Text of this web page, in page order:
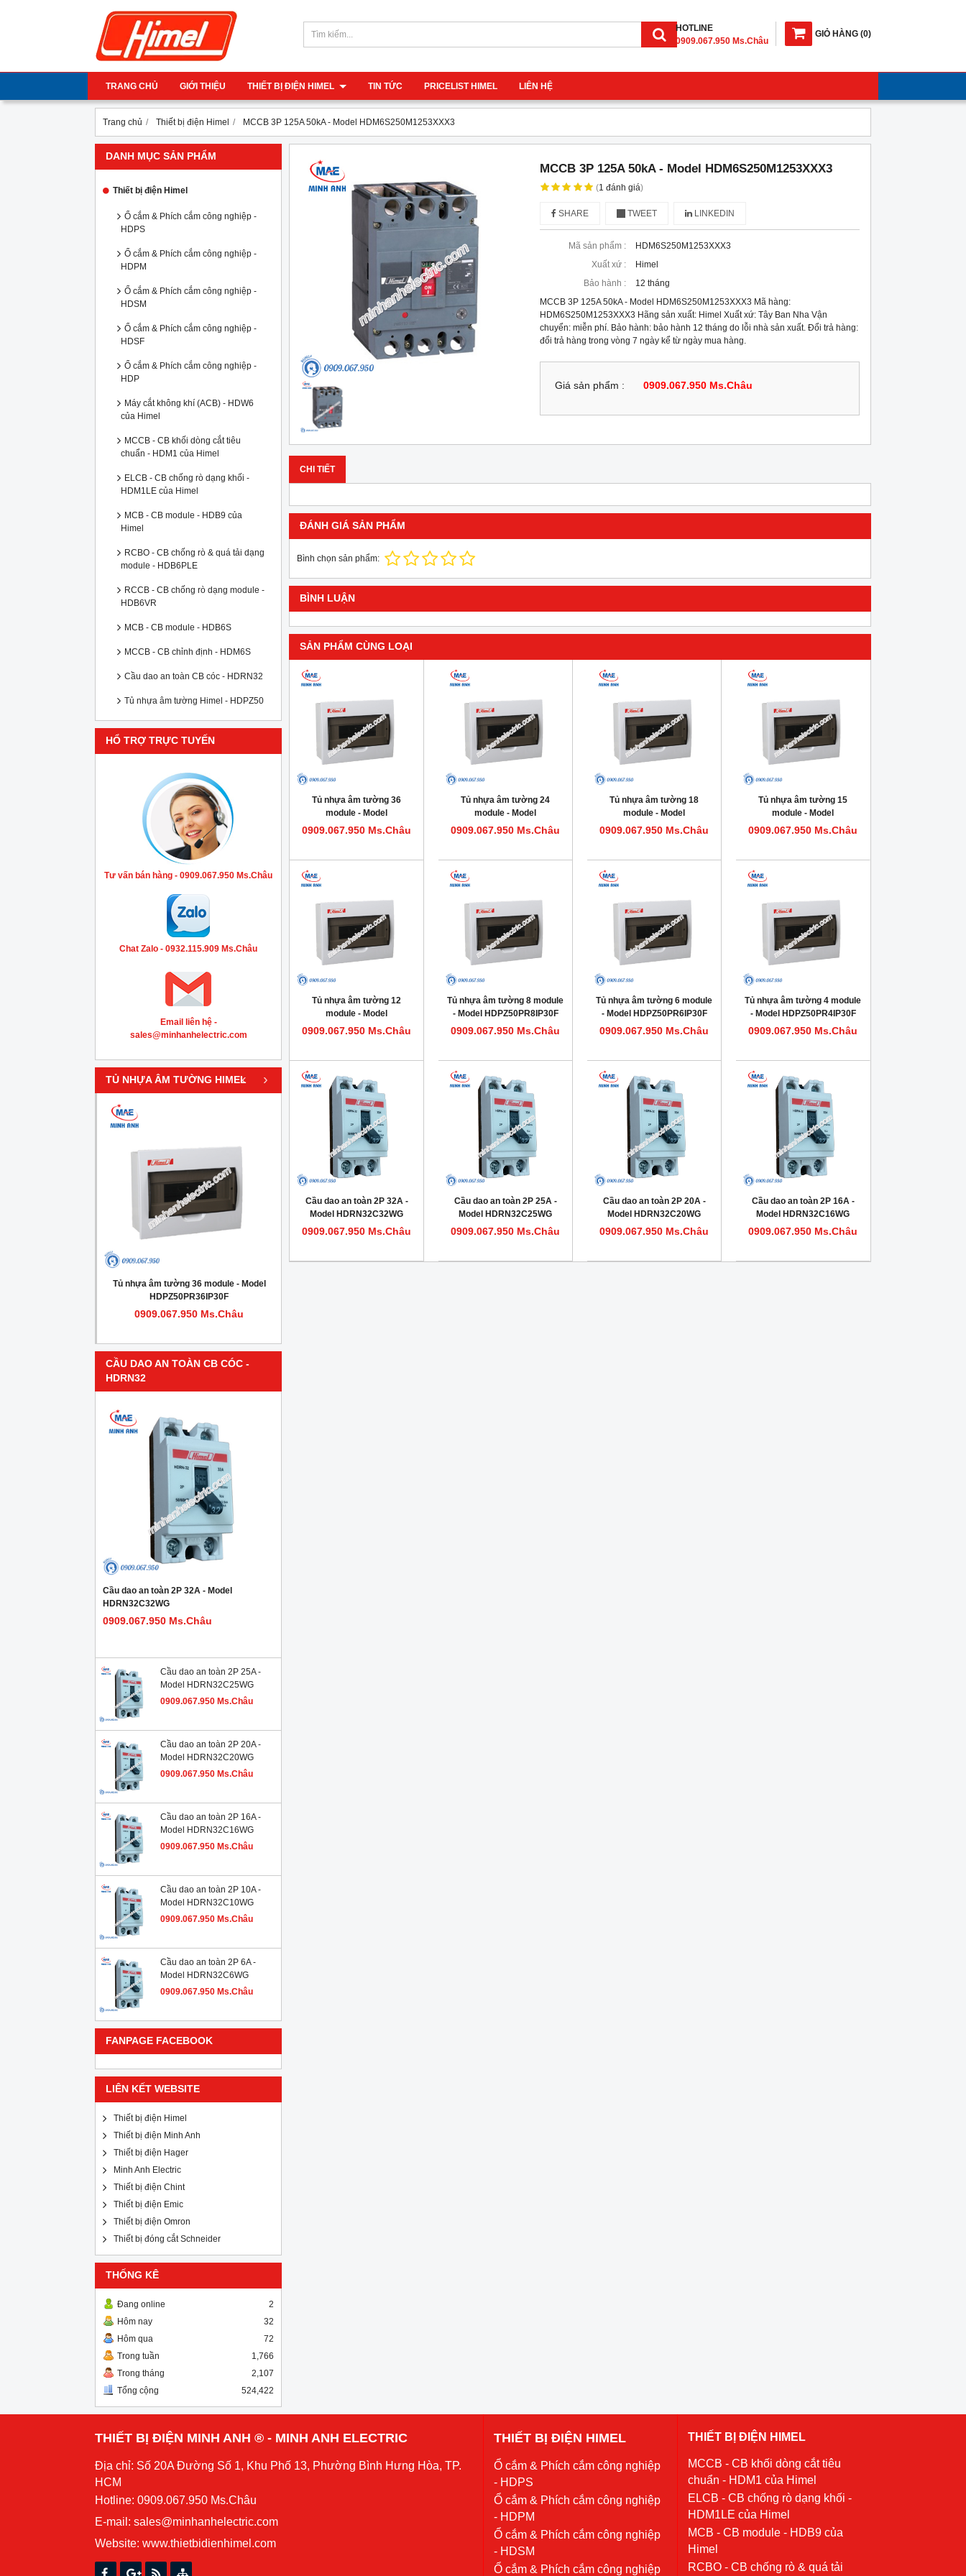
GIỎ HÀNG (0)
HOTLINE
0909.067.950 Ms.Châu
TRANG CHỦ GIỚI THIỆU THIẾT BỊ ĐIỆN HIMEL TIN TỨC PRICELIST HIMEL LIÊN HỆ
Trang chủ Thiết bị điện Himel MCCB 3P 125A 50kA - Model HDM6S250M1253XXX3
DANH MỤC SẢN PHẨM
Thiết bị điện Himel
Ổ cắm & Phích cắm công nghiệp -
HDPS
Ổ cắm & Phích cắm công nghiệp -
HDPM
Ổ cắm & Phích cắm công nghiệp -
HDSM
Ổ cắm & Phích cắm công nghiệp -
HDSF
Ổ cắm & Phích cắm công nghiệp -
HDP
Máy cắt không khí (ACB) - HDW6
của Himel
MCCB - CB khối dòng cắt tiêu
chuẩn - HDM1 của Himel
ELCB - CB chống rò dạng khối -
HDM1LE của Himel
MCB - CB module - HDB9 của
Himel
RCBO - CB chống rò & quá tải dạng
module - HDB6PLE
RCCB - CB chống rò dạng module -
HDB6VR
MCB - CB module - HDB6S
MCCB - CB chỉnh định - HDM6S
Cầu dao an toàn CB cóc - HDRN32
Tủ nhựa âm tường Himel - HDPZ50
HỔ TRỢ TRỰC TUYẾN
Tư vấn bán hàng - 0909.067.950 Ms.Châu
Chat Zalo - 0932.115.909 Ms.Châu
Email liên hệ -
sales@minhanhelectric.com
TỦ NHỰA ÂM TƯỜNG HIMEL
Tủ nhựa âm tường 36 module - Model
HDPZ50PR36IP30F
0909.067.950 Ms.Châu
‹ ›
CẦU DAO AN TOÀN CB CÓC -
HDRN32
Cầu dao an toàn 2P 32A - Model
HDRN32C32WG
0909.067.950 Ms.Châu
Cầu dao an toàn 2P 25A -
Model HDRN32C25WG
0909.067.950 Ms.Châu
Cầu dao an toàn 2P 20A -
Model HDRN32C20WG
0909.067.950 Ms.Châu
Cầu dao an toàn 2P 16A -
Model HDRN32C16WG
0909.067.950 Ms.Châu
Cầu dao an toàn 2P 10A -
Model HDRN32C10WG
0909.067.950 Ms.Châu
Cầu dao an toàn 2P 6A -
Model HDRN32C6WG
0909.067.950 Ms.Châu
FANPAGE FACEBOOK
LIÊN KẾT WEBSITE
Thiết bị điện Himel
Thiết bị điện Minh Anh
Thiết bị điện Hager
Minh Anh Electric
Thiết bị điện Chint
Thiết bị điện Emic
Thiết bị điện Omron
Thiết bị đóng cắt Schneider
THỐNG KÊ
Đang online
2
Hôm nay
32
Hôm qua
72
Trong tuần
1,766
Trong tháng
2,107
Tổng cộng
524,422
MCCB 3P 125A 50kA - Model HDM6S250M1253XXX3
(1đánh giá)
SHARE TWEET LINKEDIN
Mã sản phẩm :
HDM6S250M1253XXX3
Xuất xứ :
Himel
Bảo hành :
12 tháng
MCCB 3P 125A 50kA - Model HDM6S250M1253XXX3 Mã hàng:
HDM6S250M1253XXX3 Hãng sản xuất: Himel Xuất xứ: Tây Ban Nha Vận
chuyển: miễn phí. Bảo hành: bảo hành 12 tháng do lỗi nhà sản xuất. Đổi trả hàng:
đổi trả hàng trong vòng 7 ngày kể từ ngày mua hàng.
Giá sản phẩm : 0909.067.950 Ms.Châu
CHI TIẾT
ĐÁNH GIÁ SẢN PHẨM
Bình chọn sản phẩm:
BÌNH LUẬN
SẢN PHẨM CÙNG LOẠI
Tủ nhựa âm tường 36
module - Model
HDPZ50PR36IP30F
0909.067.950 Ms.Châu
Tủ nhựa âm tường 24
module - Model
HDPZ50PR24IP30F
0909.067.950 Ms.Châu
Tủ nhựa âm tường 18
module - Model
HDPZ50PR18IP30F
0909.067.950 Ms.Châu
Tủ nhựa âm tường 15
module - Model
HDPZ50PR15IP30F
0909.067.950 Ms.Châu
Tủ nhựa âm tường 12
module - Model
HDPZ50PR12IP30F
0909.067.950 Ms.Châu
Tủ nhựa âm tường 8 module
- Model HDPZ50PR8IP30F
0909.067.950 Ms.Châu
Tủ nhựa âm tường 6 module
- Model HDPZ50PR6IP30F
0909.067.950 Ms.Châu
Tủ nhựa âm tường 4 module
- Model HDPZ50PR4IP30F
0909.067.950 Ms.Châu
Cầu dao an toàn 2P 32A -
Model HDRN32C32WG
0909.067.950 Ms.Châu
Cầu dao an toàn 2P 25A -
Model HDRN32C25WG
0909.067.950 Ms.Châu
Cầu dao an toàn 2P 20A -
Model HDRN32C20WG
0909.067.950 Ms.Châu
Cầu dao an toàn 2P 16A -
Model HDRN32C16WG
0909.067.950 Ms.Châu
THIẾT BỊ ĐIỆN MINH ANH ® - MINH ANH ELECTRIC
Địa chỉ: Số 20A Đường Số 1, Khu Phố 13, Phường Bình Hưng Hòa, TP.
HCM
Hotline: 0909.067.950 Ms.Châu
E-mail: sales@minhanhelectric.com
Website: www.thietbidienhimel.com
THIẾT BỊ ĐIỆN HIMEL
Ổ cắm & Phích cắm công nghiệp
- HDPS
Ổ cắm & Phích cắm công nghiệp
- HDPM
Ổ cắm & Phích cắm công nghiệp
- HDSM
Ổ cắm & Phích cắm công nghiệp
THIẾT BỊ ĐIỆN HIMEL
MCCB - CB khối dòng cắt tiêu
chuẩn - HDM1 của Himel
ELCB - CB chống rò dạng khối -
HDM1LE của Himel
MCB - CB module - HDB9 của
Himel
RCBO - CB chống rò & quá tải